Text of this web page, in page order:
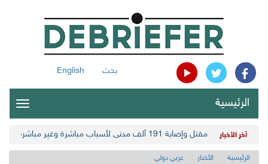
بحث English
الرئيسية
آخر الأخبار مقتل وإصابة 191 ألف مدني لأسباب مباشرة وغير مباشرة في أحدث حصيلة حوثية
الرئيسية الأخبار عربي دولي